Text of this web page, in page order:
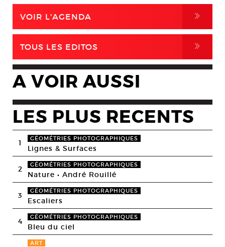
VOIR L'AGENDA ,
TOUS LES EDITOS ,
A VOIR AUSSI
LES PLUS RECENTS
1 GÉOMÉTRIES PHOTOGRAPHIQUES
Lignes & Surfaces
2 GÉOMÉTRIES PHOTOGRAPHIQUES
Nature • André Rouillé
3 GÉOMÉTRIES PHOTOGRAPHIQUES
Escaliers
4 GÉOMÉTRIES PHOTOGRAPHIQUES
Bleu du ciel
ART